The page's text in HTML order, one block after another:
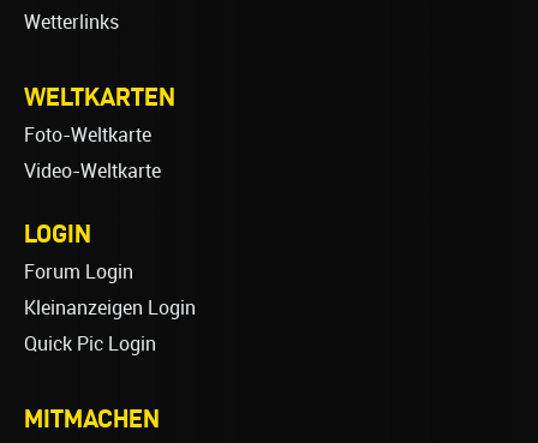
Wetterlinks
WELTKARTEN
Foto-Weltkarte
Video-Weltkarte
LOGIN
Forum Login
Kleinanzeigen Login
Quick Pic Login
MITMACHEN